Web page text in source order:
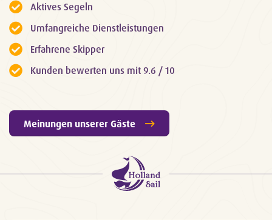
Aktives Segeln
Umfangreiche Dienstleistungen
Erfahrene Skipper
Kunden bewerten uns mit 9.6 / 10
Meinungen unserer Gäste